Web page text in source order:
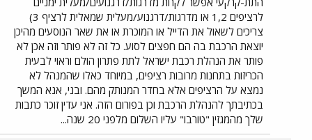
לרציפים 1,2 או מדרגות/דרגנוע/מעלית שמאלית לרציף 3)
צריכים לשאול את הדייל או המוכרת או את שאר הנוסעים מהיכן
יוצאת הרכבת בה הם חפצים לסוע. כל זה לא פותר וזה אכן לא
פותר את הנהלת רכבת ישראל לתת פתרון הולם וראוי לבעית
הכריזות בתחנות מרובות רציפים, במיוחד כאלו שהמנהל לא
נמצא על הרציפים אלא בחדר המנותק מהם. ובני, אנא המשך
בכתיבתך להנהלת הרכבת וכן בפורום הזה. אני עדין זוכר כתבות
שלך מהמגזין "טורבו" עליו השלום מלפני 20 שנה...